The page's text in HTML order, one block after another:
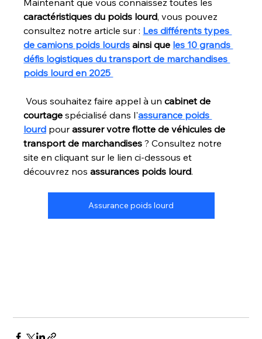
caractéristiques du poids lourd, vous pouvez
consultez notre article sur : Les différents types
de camions poids lourds ainsi que les 10 grands
défis logistiques du transport de marchandises
poids lourd en 2025
Vous souhaitez faire appel à un cabinet de
courtage spécialisé dans l'assurance poids
lourd pour assurer votre flotte de véhicules de
transport de marchandises ? Consultez notre
site en cliquant sur le lien ci-dessous et
découvrez nos assurances poids lourd.
Assurance poids lourd